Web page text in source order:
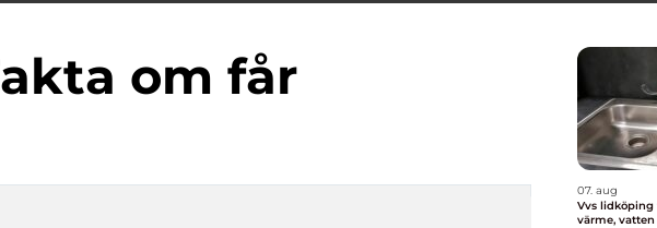
fakta om får
07. aug
Vvs lidköping trygga lösningar för
värme,